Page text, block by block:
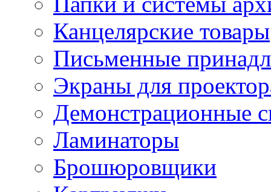
Канцелярские товары
Письменные
Экраны для
Демонстрационные
Ламинаторы
Брошюровщики